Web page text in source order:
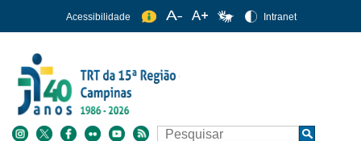
para
conteúdo
principal
Acessibilidade Intranet
Buscar Search